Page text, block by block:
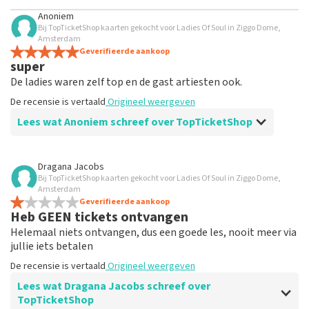
Anoniem
Bij TopTicketShop kaarten gekocht voor Ladies Of Soul in Ziggo Dome,
Amsterdam
Geverifieerde aankoop
super
De ladies waren zelf top en de gast artiesten ook.
De recensie is vertaald Origineel weergeven
Lees wat Anoniem schreef over TopTicketShop
Beoordeling van Anoniem over
top
top
De recensie is vertaald Origineel weergeven
Dragana Jacobs
Bij TopTicketShop kaarten gekocht voor Ladies Of Soul in Ziggo Dome,
Amsterdam
Geverifieerde aankoop
Heb GEEN tickets ontvangen
Helemaal niets ontvangen, dus een goede les, nooit meer via
jullie iets betalen
De recensie is vertaald Origineel weergeven
Lees wat Dragana Jacobs schreef over
TopTicketShop